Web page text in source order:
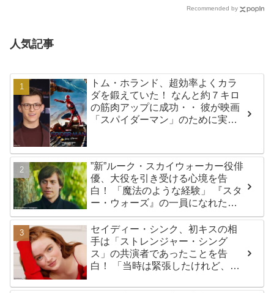
Recommended by
人気記事
トム・ホランド、超効率よくカラ
ダを鍛えていた！ なんと約７キロ
の筋肉アップに成功・・ 彼が映画
「スパイダーマン」のために実践
”新”ルーク・スカイウォーカー役俳
優、大役を引き受ける心境を告
白！ 「魔法のような経験」 『スタ
ー・ウォーズ』の一員になれたこ
とによろこび爆発
セイディー・シンク、初キスの相
手は「ストレンジャー・シング
ス」の共演者であったことを告
白！ 「当時は緊張したけれど、い